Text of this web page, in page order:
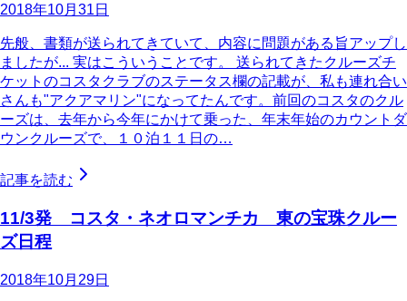
2018年10月31日
先般、書類が送られてきていて、内容に問題がある旨アップし
ましたが... 実はこういうことです。 送られてきたクルーズチ
ケットのコスタクラブのステータス欄の記載が、私も連れ合い
さんも"アクアマリン"になってたんです。前回のコスタのクル
ーズは、去年から今年にかけて乗った、年末年始のカウントダ
ウンクルーズで、１０泊１１日の…
記事を読む
11/3発 コスタ・ネオロマンチカ 東の宝珠クルー
ズ日程
2018年10月29日